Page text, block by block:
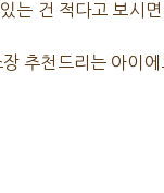
는 건 적다고 보시
장 추천드리는 아이